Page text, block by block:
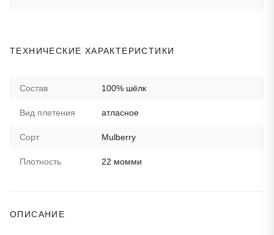
ТЕХНИЧЕСКИЕ ХАРАКТЕРИСТИКИ
Состав 100% шёлк
Вид плетения атласное
Сорт Mulberry
Плотность 22 момми
ОПИСАНИЕ